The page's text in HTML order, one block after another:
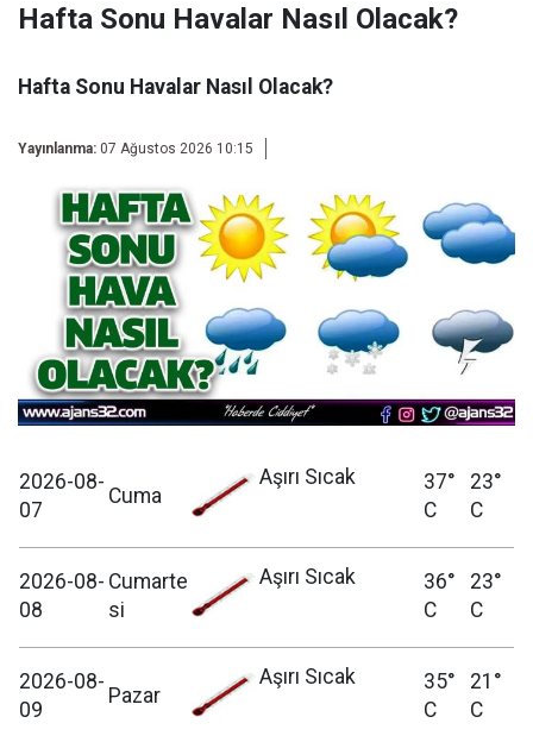
Hafta Sonu Havalar Nasıl Olacak?
Hafta Sonu Havalar Nasıl Olacak?
Yayınlanma: 07 Ağustos 2026 10:15
2026-08-
07
Cuma
Aşırı Sıcak
37°
C
23°
C
2026-08-
08
Cumarte
si
Aşırı Sıcak
36°
C
23°
C
2026-08-
09
Pazar
Aşırı Sıcak
35°
C
21°
C